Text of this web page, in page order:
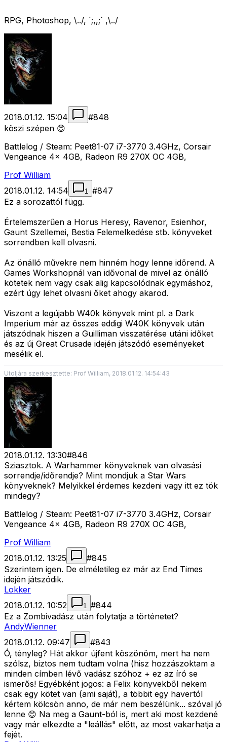
RPG, Photoshop, \../, `;,,;´ ,\../
2018.01.12. 15:04 #848
köszi szépen 😊
Battlelog / Steam: Peet81-07 i7-3770 3.4GHz, Corsair
Vengeance 4x 4GB, Radeon R9 270X OC 4GB,
Prof William
2018.01.12. 14:54
1 #847
Ez a sorozattól függ.
Értelemszerűen a Horus Heresy, Ravenor, Esienhor,
Gaunt Szellemei, Bestia Felemelkedése stb. könyveket
sorrendben kell olvasni.
Az önálló művekre nem hinném hogy lenne időrend. A
Games Workshopnál van idővonal de mivel az önálló
kötetek nem vagy csak alig kapcsolódnak egymáshoz,
ezért úgy lehet olvasni őket ahogy akarod.
Viszont a legújabb W40k könyvek mint pl. a Dark
Imperium már az összes eddigi W40K könyvek után
játszódnak hiszen a Guilliman visszatérése utáni időket
és az új Great Crusade idején játszódó eseményeket
mesélik el.
Utoljára szerkesztette: Prof William, 2018.01.12. 14:54:43
2018.01.12. 13:30#846
Sziasztok. A Warhammer könyveknek van olvasási
sorrendje/időrendje? Mint mondjuk a Star Wars
könyveknek? Melyikkel érdemes kezdeni vagy itt ez tök
mindegy?
Battlelog / Steam: Peet81-07 i7-3770 3.4GHz, Corsair
Vengeance 4x 4GB, Radeon R9 270X OC 4GB,
Prof William
2018.01.12. 13:25
#845
Szerintem igen. De elméletileg ez már az End Times
idején játszódik.
Lokker
2018.01.12. 10:52
1 #844
Ez a Zombivadász után folytatja a történetet?
AndyWienner
2018.01.12. 09:47
#843
Ó, tényleg? Hát akkor újfent köszönöm, mert ha nem
szólsz, biztos nem tudtam volna (hisz hozzászoktam a
minden címben lévő vadász szóhoz + ez az író se
ismerős! Egyébként jogos: a Felix könyvekből nekem
csak egy kötet van (ami saját), a többit egy havertól
kértem kölcsön anno, de már nem beszélünk... szóval jó
lenne 😊 Na meg a Gaunt-ból is, mert aki most kezdené
vagy már elkezdte a "leállás" előtt, az most vakarhatja a
fejét.